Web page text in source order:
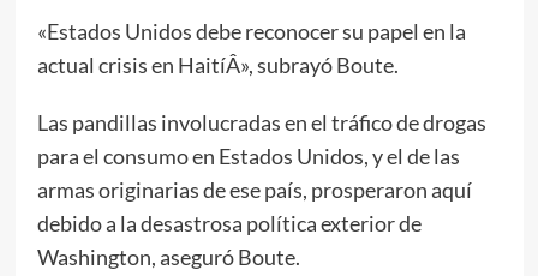
«Estados Unidos debe reconocer su papel en la
actual crisis en HaitíÂ», subrayó Boute.
Las pandillas involucradas en el tráfico de drogas
para el consumo en Estados Unidos, y el de las
armas originarias de ese país, prosperaron aquí
debido a la desastrosa política exterior de
Washington, aseguró Boute.